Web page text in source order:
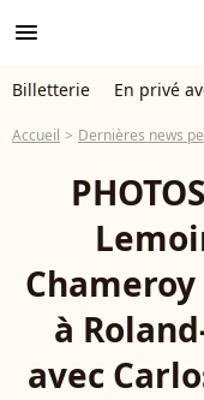
menu
Billetterie En privé
Accueil Dernières news
à
avec